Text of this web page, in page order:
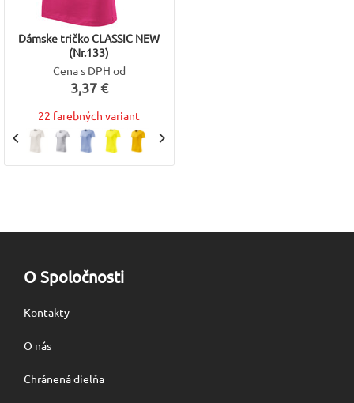
Dámske tričko CLASSIC NEW
(Nr.133)
Cena s DPH od
3,37 €
22 farebných variant
O Spoločnosti
Kontakty
O nás
Chránená dielňa